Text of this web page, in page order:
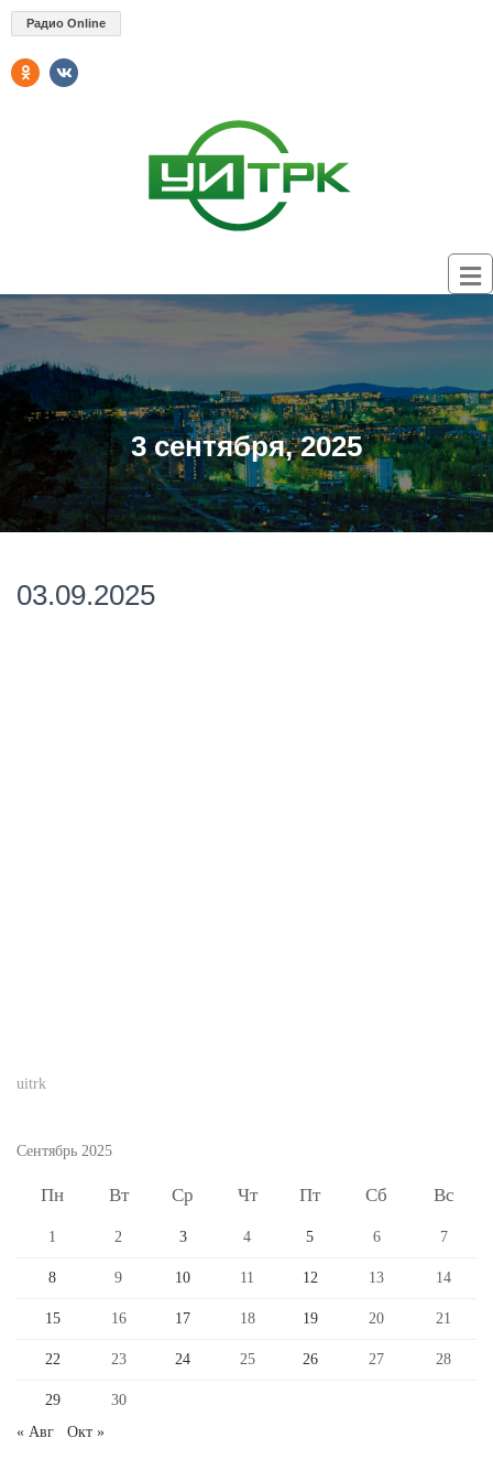
Радио Online
3 сентября, 2025
03.09.2025
uitrk
Сентябрь 2025
Пн Вт Ср Чт Пт Сб Вс
1 2 3 4 5 6 7
8 9 10 11 12 13 14
15 16 17 18 19 20 21
22 23 24 25 26 27 28
29
30
« Авг
Окт »